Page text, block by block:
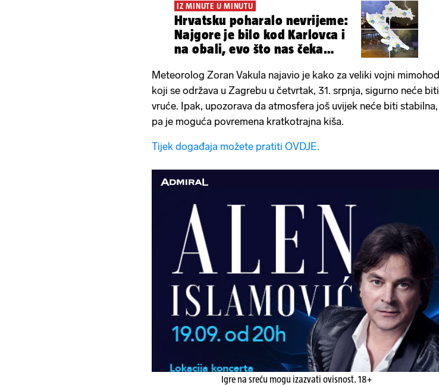
IZ MINUTE U MINUTU
Hrvatsku poharalo nevrijeme:
Najgore je bilo kod Karlovca i
na obali, evo što nas čeka
Meteorolog Zoran Vakula najavio je kako za veliki vojni mimohod
koji se održava u Zagrebu u četvrtak, 31. srpnja, sigurno neće biti
vruće. Ipak, upozorava da atmosfera još uvijek neće biti stabilna,
pa je moguća povremena kratkotrajna kiša.
Tijek događaja možete pratiti OVDJE.
Igre na sreću mogu izazvati ovisnost. 18+